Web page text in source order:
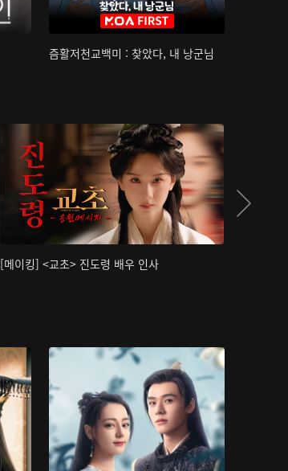
즘활저천교백미 : 찾았다, 내 낭군님
[메이킹] <교초> 진도령 배우 인사